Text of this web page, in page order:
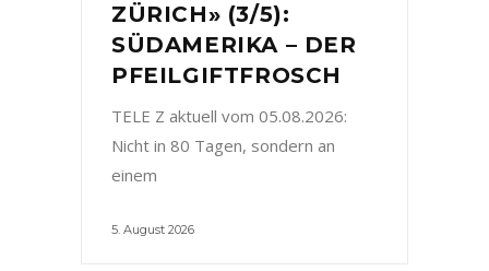
ZÜRICH» (3/5):
SÜDAMERIKA – DER
PFEILGIFTFROSCH
TELE Z aktuell vom 05.08.2026:
Nicht in 80 Tagen, sondern an
einem
5. August 2026